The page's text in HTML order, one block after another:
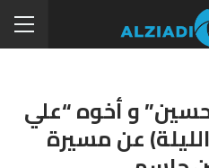
و أخوه “علي
عن مسيرة